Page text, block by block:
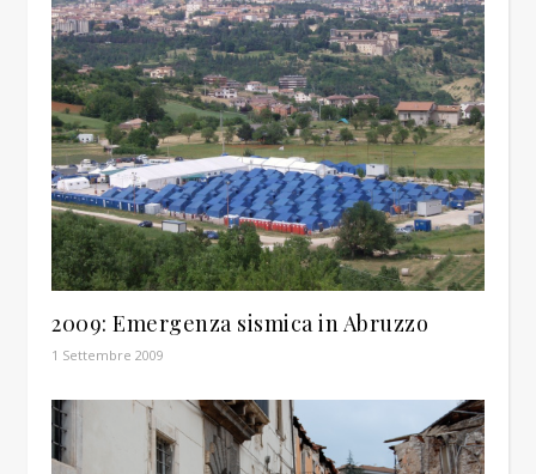
2009: Emergenza sismica in Abruzzo
1 Settembre 2009